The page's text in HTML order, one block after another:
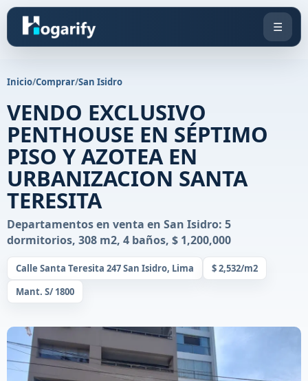
☰
Inicio/Comprar/San Isidro
VENDO EXCLUSIVO
PENTHOUSE EN SÉPTIMO
PISO Y AZOTEA EN
URBANIZACION SANTA
TERESITA
Departamentos en venta en San Isidro: 5
dormitorios, 308 m2, 4 baños, $ 1,200,000
Calle Santa Teresita 247 San Isidro, Lima
$ 2,532/m2
Mant. S/ 1800